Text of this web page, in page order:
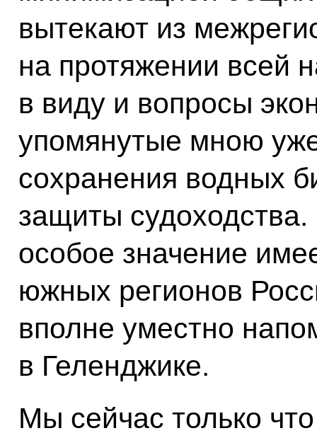
вытекают из
на протяжении всей
в виду и вопросы
упомянутые мною
сохранения водных
защиты
особое значение
южных регионов
вполне уместно
в Геленджике.
Мы сейчас только